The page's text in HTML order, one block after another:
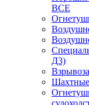
ВСЕ
Д3)
Шахтные